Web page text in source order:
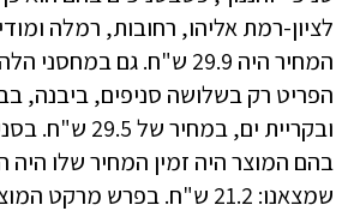
לציון-רמת אליהו, רחובות, רמלה
המחיר היה 29.9 ש"ח. גם
הפריט רק בשלושה סניפים, ביבנה,
ובקריית ים,
בהם המוצר היה זמין המחיר שלו היה
שמצאנו: 21.2 ש"ח. בפרש מרקט